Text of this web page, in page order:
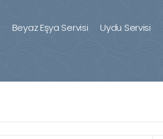
Beyaz Eşya Servisi Uydu Servisi